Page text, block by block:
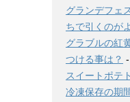
グランデフェ
ちで引くのが
グラブルの紅
つける事は？
スイートポテ
冷凍保存の期